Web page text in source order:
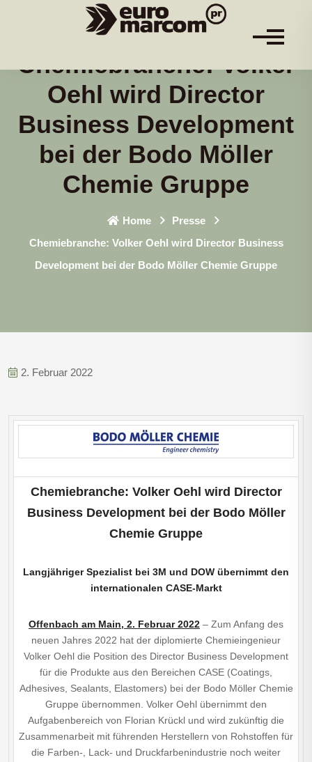
Chemiebranche: Volker
Oehl wird Director
Business Development
bei der Bodo Möller
Chemie Gruppe
Home
Presse
Chemiebranche: Volker Oehl wird Director Business
Development bei der Bodo Möller Chemie Gruppe
2. Februar 2022
Chemiebranche: Volker Oehl wird Director
Business Development bei der Bodo Möller
Chemie Gruppe
Langjähriger Spezialist bei 3M und DOW übernimmt den
internationalen CASE-Markt
Offenbach am Main, 2. Februar 2022 – Zum Anfang des
neuen Jahres 2022 hat der diplomierte Chemieingenieur
Volker Oehl die Position des Director Business Development
für die Produkte aus den Bereichen CASE (Coatings,
Adhesives, Sealants, Elastomers) bei der Bodo Möller Chemie
Gruppe übernommen. Volker Oehl übernimmt den
Aufgabenbereich von Florian Krückl und wird zukünftig die
Zusammenarbeit mit führenden Herstellern von Rohstoffen für
die Farben-, Lack- und Druckfarbenindustrie noch weiter